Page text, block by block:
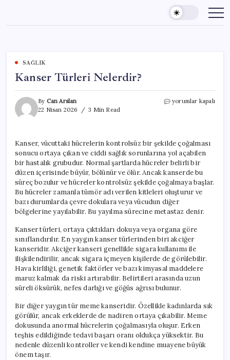
content
SAĞLIK
Kanser Türleri Nelerdir?
By Can Arslan
22 Nisan 2026
3 Min Read
Kanser
yorumlar kapalı
Kanser, vücuttaki hücrelerin kontrolsüz bir şekilde çoğalması
sonucu ortaya çıkan ve ciddi sağlık sorunlarına yol açabilen
bir hastalık grubudur. Normal şartlarda hücreler belirli bir
düzen içerisinde büyür, bölünür ve ölür. Ancak kanserde bu
süreç bozulur ve hücreler kontrolsüz şekilde çoğalmaya başlar.
Bu hücreler zamanla tümör adı verilen kitleleri oluşturur ve
bazı durumlarda çevre dokulara veya vücudun diğer
bölgelerine yayılabilir. Bu yayılma sürecine metastaz denir.
Kanser türleri, ortaya çıktıkları dokuya veya organa göre
sınıflandırılır. En yaygın kanser türlerinden biri akciğer
kanseridir. Akciğer kanseri genellikle sigara kullanımı ile
ilişkilendirilir, ancak sigara içmeyen kişilerde de görülebilir.
Hava kirliliği, genetik faktörler ve bazı kimyasal maddelere
maruz kalmak da riski artırabilir. Belirtileri arasında uzun
süreli öksürük, nefes darlığı ve göğüs ağrısı bulunur.
Bir diğer yaygın tür meme kanseridir. Özellikle kadınlarda sık
görülür, ancak erkeklerde de nadiren ortaya çıkabilir. Meme
dokusunda anormal hücrelerin çoğalmasıyla oluşur. Erken
teşhis edildiğinde tedavi başarı oranı oldukça yüksektir. Bu
nedenle düzenli kontroller ve kendi kendine muayene büyük
önem taşır.